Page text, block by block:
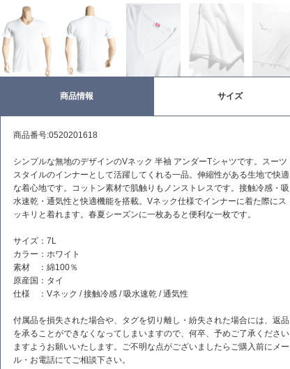
商品情報 サイズ
商品番号:0520201618
シンプルな無地のデザインのVネック 半袖 アンダーTシャツです。スーツ
スタイルのインナーとして活躍してくれる一品。伸縮性がある生地で快適
な着心地です。コットン素材で肌触りもノンストレスです。接触冷感・吸
水速乾・通気性と快適機能を搭載。Vネック仕様でインナーに着た際にス
ッキリと着れます。春夏シーズンに一枚あると便利な一枚です。
サイズ：7L
カラー：ホワイト
素材 ：綿100％
原産国：タイ
仕様 ： Vネック / 接触冷感 / 吸水速乾 / 通気性
付属品を損失された場合や、タグを切り離し・紛失された場合には、返品
を承ることができなくなってしまいますので、何卒、予めご了承ください
ますようお願いいたします。ご不明な点がございましたらご購入前にメー
ル・お電話にてご相談下さい。